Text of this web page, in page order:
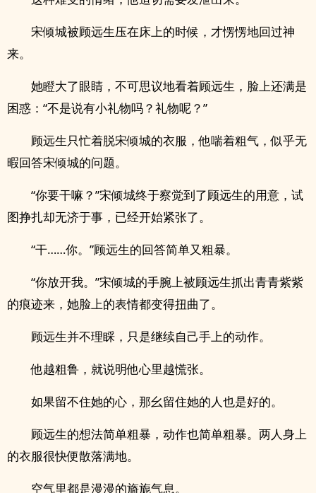
宋倾城被顾远生压在床上的时候，才愣愣地回过神
来。
她瞪大了眼睛，不可思议地看着顾远生，脸上还满是
困惑：“不是说有小礼物吗？礼物呢？”
顾远生只忙着脱宋倾城的衣服，他喘着粗气，似乎无
暇回答宋倾城的问题。
“你要干嘛？”宋倾城终于察觉到了顾远生的用意，试
图挣扎却无济于事，已经开始紧张了。
“干……你。”顾远生的回答简单又粗暴。
“你放开我。”宋倾城的手腕上被顾远生抓出青青紫紫
的痕迹来，她脸上的表情都变得扭曲了。
顾远生并不理睬，只是继续自己手上的动作。
他越粗鲁，就说明他心里越慌张。
如果留不住她的心，那幺留住她的人也是好的。
顾远生的想法简单粗暴，动作也简单粗暴。两人身上
的衣服很快便散落满地。
空气里都是漫漫的旖旎气息。